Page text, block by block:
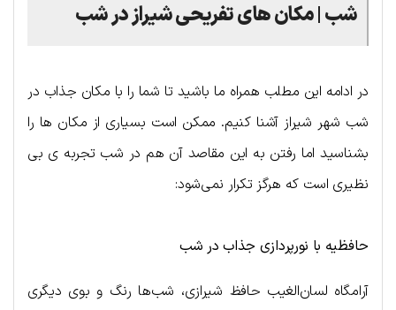
شب | مکان های تفریحی شیراز در شب
در ادامه این مطلب همراه ما باشید تا شما را با مکان جذاب در
شب شهر شیراز آشنا کنیم. ممکن است بسیاری از مکان ها را
بشناسید اما رفتن به این مقاصد آن هم در شب تجربه ی بی
نظیری است که هرگز تکرار نمی‌شود:
حافظیه با نورپردازی جذاب در شب
آرامگاه لسان‌الغیب حافظ شیرازی، شب‌ها رنگ و بوی دیگری